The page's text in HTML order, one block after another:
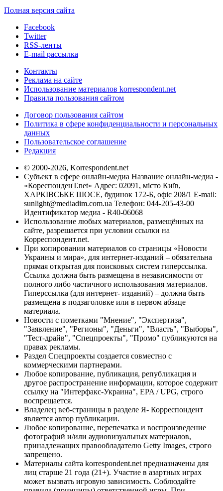
Полная версия сайта
Facebook
Twitter
RSS-ленты
E-mail рассылка
Контакты
Реклама на сайте
Использование материалов korrespondent.net
Правила пользования сайтом
Договор пользования сайтом
Политика в сфере конфиденциальности и персональных
данных
Пользовательское соглашение
Редакция
© 2000-2026, Korrespondent.net
Субъект в сфере онлайн-медиа Название онлайн-медиа -
«КореспонденТ.net» Адрес: 02091, місто Київ,
ХАРКІВСЬКЕ ШОСЕ, будинок 172-Б, офіс 208/1 E-mail:
sunlight@mediadim.com.ua Телефон: 044-205-43-00
Идентификатор медиа - R40-06068
Использование любых материалов, размещённых на
сайте, разрешается при условии ссылки на
Корреспондент.net.
При копировании материалов со страницы «Новости
Украины и мира», для интернет-изданий – обязательна
прямая открытая для поисковых систем гиперссылка.
Ссылка должна быть размещена в независимости от
полного либо частичного использования материалов.
Гиперссылка (для интернет- изданий) – должна быть
размещена в подзаголовке или в первом абзаце
материала.
Новости с пометками "Мнение", "Экспертиза",
"Заявление", "Регионы", "Деньги", "Власть", "Выборы",
"Тест-драйв", "Спецпроекты", "Промо" публикуются на
правах рекламы.
Раздел Спецпроекты создается совместно с
коммерческими партнерами.
Любое копирование, публикация, републикация и
другое распространение информации, которое содержит
ссылку на "Интерфакс-Украина", EPA / UPG, строго
воспрещается.
Владелец веб-страницы в разделе Я- Корреспондент
является автор публикации.
Любое копирование, перепечатка и воспроизведение
фотографий и/или аудиовизуальных материалов,
принадлежащих правообладателю Getty Images, строго
запрещено.
Материалы сайта korrespondent.net предназначены для
лиц старше 21 года (21+). Участие в азартных играх
может вызвать игровую зависимость. Соблюдайте